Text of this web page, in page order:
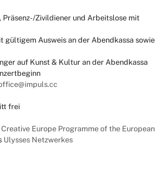
Präsenz-/Zivildiener und Arbeitslose mit
gültigem Ausweis an der Abendkassa sowie
auf Kunst & Kultur an der Abendkassa
frei
Creative Europe Programme of the European
Ulysses Netzwerkes